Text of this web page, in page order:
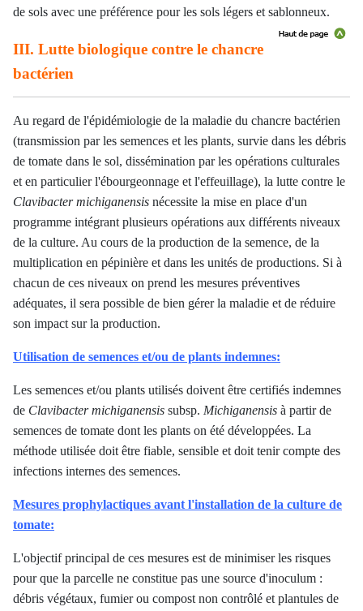
de sols avec une préférence pour les sols légers et sablonneux.
III. Lutte biologique contre le chancre
bactérien
Au regard de l'épidémiologie de la maladie du chancre bactérien
(transmission par les semences et les plants, survie dans les débris
de tomate dans le sol, dissémination par les opérations culturales
et en particulier l'ébourgeonnage et l'effeuillage), la lutte contre le
Clavibacter michiganensis nécessite la mise en place d'un
programme intégrant plusieurs opérations aux différents niveaux
de la culture. Au cours de la production de la semence, de la
multiplication en pépinière et dans les unités de productions. Si à
chacun de ces niveaux on prend les mesures préventives
adéquates, il sera possible de bien gérer la maladie et de réduire
son impact sur la production.
Utilisation de semences et/ou de plants indemnes:
Les semences et/ou plants utilisés doivent être certifiés indemnes
de Clavibacter michiganensis subsp. Michiganensis à partir de
semences de tomate dont les plants on été développées. La
méthode utilisée doit être fiable, sensible et doit tenir compte des
infections internes des semences.
Mesures prophylactiques avant l'installation de la culture de
tomate:
L'objectif principal de ces mesures est de minimiser les risques
pour que la parcelle ne constitue pas une source d'inoculum :
débris végétaux, fumier ou compost non contrôlé et plantules de